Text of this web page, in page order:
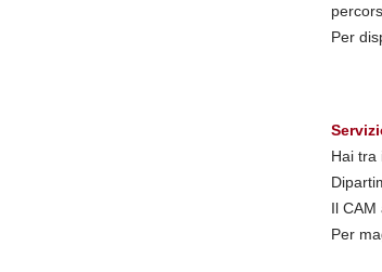
Per
Hai tra
Il CAM
Per